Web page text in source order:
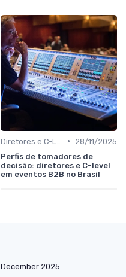
•
28/11/2025
Perfis de tomadores de
decisão: diretores e C-level
em eventos B2B no Brasil
December 2025